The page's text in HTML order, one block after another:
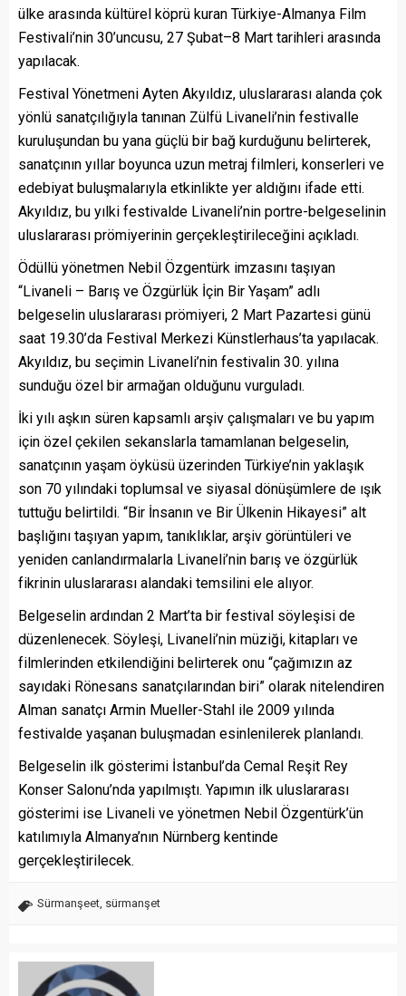
ülke arasında kültürel köprü kuran Türkiye-Almanya Film
Festivali’nin 30’uncusu, 27 Şubat–8 Mart tarihleri arasında
yapılacak.
Festival Yönetmeni Ayten Akyıldız, uluslararası alanda çok
yönlü sanatçılığıyla tanınan Zülfü Livaneli’nin festivalle
kuruluşundan bu yana güçlü bir bağ kurduğunu belirterek,
sanatçının yıllar boyunca uzun metraj filmleri, konserleri ve
edebiyat buluşmalarıyla etkinlikte yer aldığını ifade etti.
Akyıldız, bu yılki festivalde Livaneli’nin portre-belgeselinin
uluslararası prömiyerinin gerçekleştirileceğini açıkladı.
Ödüllü yönetmen Nebil Özgentürk imzasını taşıyan
“Livaneli – Barış ve Özgürlük İçin Bir Yaşam” adlı
belgeselin uluslararası prömiyeri, 2 Mart Pazartesi günü
saat 19.30’da Festival Merkezi Künstlerhaus’ta yapılacak.
Akyıldız, bu seçimin Livaneli’nin festivalin 30. yılına
sunduğu özel bir armağan olduğunu vurguladı.
İki yılı aşkın süren kapsamlı arşiv çalışmaları ve bu yapım
için özel çekilen sekanslarla tamamlanan belgeselin,
sanatçının yaşam öyküsü üzerinden Türkiye’nin yaklaşık
son 70 yılındaki toplumsal ve siyasal dönüşümlere de ışık
tuttuğu belirtildi. “Bir İnsanın ve Bir Ülkenin Hikayesi” alt
başlığını taşıyan yapım, tanıklıklar, arşiv görüntüleri ve
yeniden canlandırmalarla Livaneli’nin barış ve özgürlük
fikrinin uluslararası alandaki temsilini ele alıyor.
Belgeselin ardından 2 Mart’ta bir festival söyleşisi de
düzenlenecek. Söyleşi, Livaneli’nin müziği, kitapları ve
filmlerinden etkilendiğini belirterek onu “çağımızın az
sayıdaki Rönesans sanatçılarından biri” olarak nitelendiren
Alman sanatçı Armin Mueller-Stahl ile 2009 yılında
festivalde yaşanan buluşmadan esinlenilerek planlandı.
Belgeselin ilk gösterimi İstanbul’da Cemal Reşit Rey
Konser Salonu’nda yapılmıştı. Yapımın ilk uluslararası
gösterimi ise Livaneli ve yönetmen Nebil Özgentürk’ün
katılımıyla Almanya’nın Nürnberg kentinde
gerçekleştirilecek.
Sürmanşeet sürmanşet